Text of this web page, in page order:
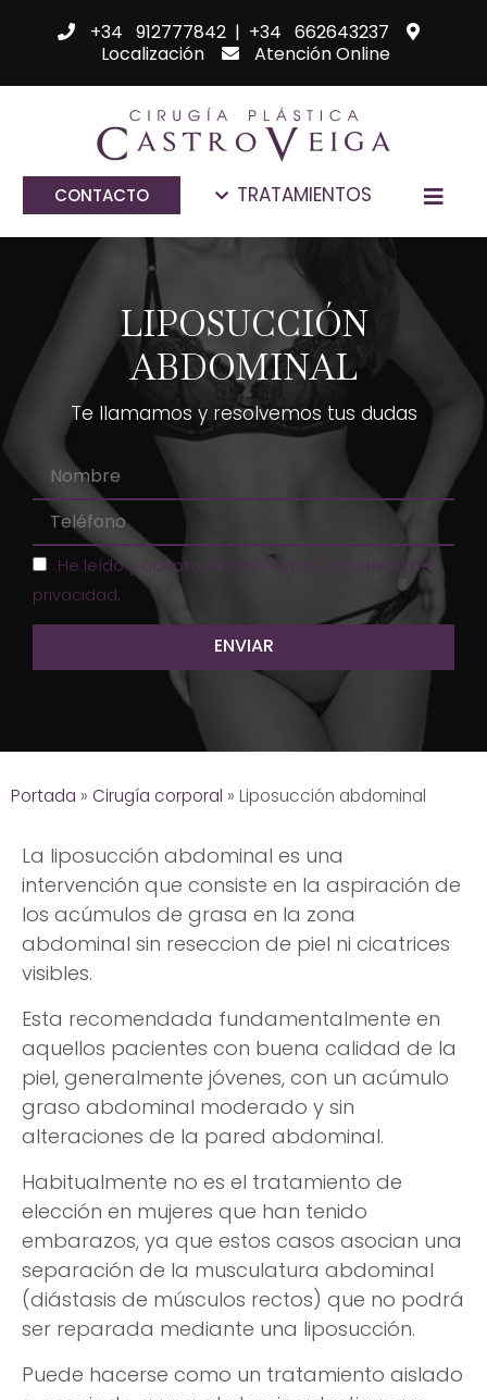
+34 912777842| +34 662643237
Localización
Atención Online
CONTACTO TRATAMIENTOS
LIPOSUCCIÓN
ABDOMINAL
Te llamamos y resolvemos tus dudas
He leído y acepto el aviso legal y la política de
privacidad.
Portada » Cirugía corporal » Liposucción abdominal
La liposucción abdominal es una
intervención que consiste en la aspiración de
los acúmulos de grasa en la zona
abdominal sin reseccion de piel ni cicatrices
visibles.
Esta recomendada fundamentalmente en
aquellos pacientes con buena calidad de la
piel, generalmente jóvenes, con un acúmulo
graso abdominal moderado y sin
alteraciones de la pared abdominal.
Habitualmente no es el tratamiento de
elección en mujeres que han tenido
embarazos, ya que estos casos asocian una
separación de la musculatura abdominal
(diástasis de músculos rectos) que no podrá
ser reparada mediante una liposucción.
Puede hacerse como un tratamiento aislado